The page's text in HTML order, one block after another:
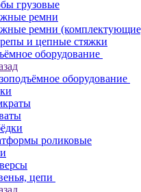
грузовые
ремни
ремни
и цепные стяжки
оборудование
оборудование
роликовые
цепи